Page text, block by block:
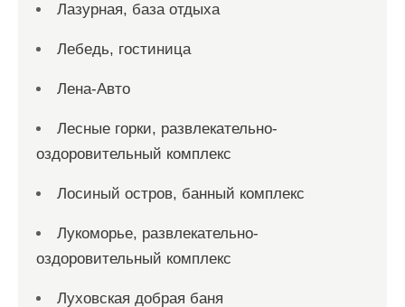
Лазурная, база отдыха
Лебедь, гостиница
Лена-Авто
Лесные горки, развлекательно-
оздоровительный комплекс
Лосиный остров, банный комплекс
Лукоморье, развлекательно-
оздоровительный комплекс
Луховская добрая баня